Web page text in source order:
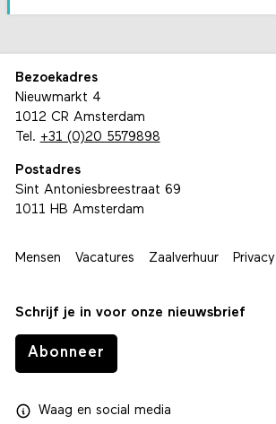
Bezoekadres
Nieuwmarkt 4
1012 CR Amsterdam
Tel. +31 (0)20 5579898
Postadres
Sint Antoniesbreestraat 69
1011 HB Amsterdam
Mensen Vacatures Zaalverhuur Privacy
Schrijf je in voor onze nieuwsbrief
Abonneer
Waagen social media